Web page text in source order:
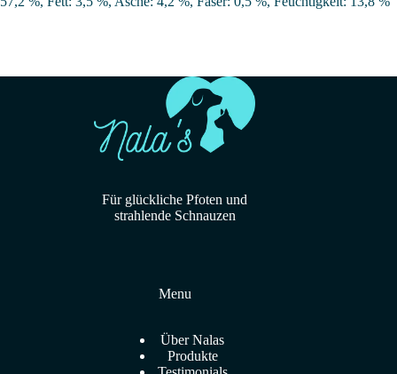
Für glückliche Pfoten und
strahlende Schnauzen
Menu
Über Nalas
Produkte